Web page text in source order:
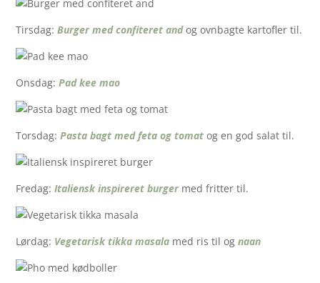
Tirsdag:Burger med confiteret andog ovnbagte kartofler til.
Onsdag:Pad kee mao
Torsdag:Pasta bagt med feta og tomat og en god salat til.
Fredag:Italiensk inspireret burger med fritter til.
Lørdag: Vegetarisk tikka masala med ris til ognaan